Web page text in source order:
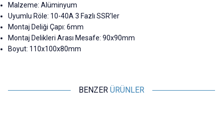
Malzeme: Alüminyum
Uyumlu Röle: 10-40A 3 Fazlı SSR'ler
Montaj Deliği Çapı: 6mm
Montaj Delikleri Arası Mesafe: 90x90mm
Boyut: 110x100x80mm
BENZER ÜRÜNLER